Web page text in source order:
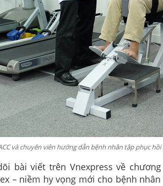
và chuyên viên hướng dẫn bệnh nhân tập phục
bài viết trên Vnexpress về
– niềm hy vọng mới cho bệnh